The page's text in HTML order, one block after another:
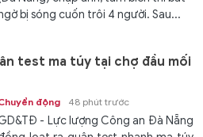
bị sóng cuốn trôi 4 người. Sau...
test ma túy tại chợ đầu mối
động 48 phút trước
- Lực lượng Công an Đà Nẵng